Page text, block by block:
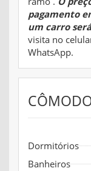
pagamento
um carro
visita no
WhatsApp.
Dormitórios
Banheiros